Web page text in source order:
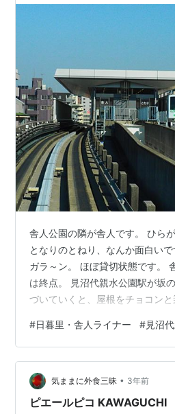
舎人公園の隣が舎人です。 ひらが
となりのとねり、なんか面白い
ガラ～ン。 ほぼ貸切状態です。
は終点。 見沼代親水公園駅が坂
づいていくと、屋根をチョコン
かります。 到着した車内からは
見えます。 空中を走る新交通シ
す。 その終点部。 空中に伸びた
里・舎人ライナーは新交通感タッ
キング
#日暮里・舎人ライナー #見沼
気ままに外食三昧 • 3年前
ピエールピコ KAWAGUCHI